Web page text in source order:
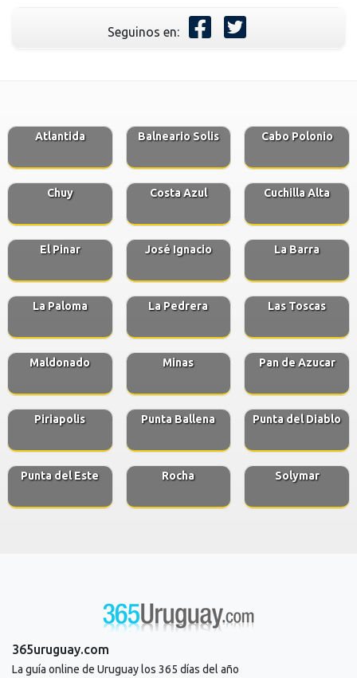
Seguinos en:
Atlantida Balneario Solis Cabo Polonio
Chuy Costa Azul Cuchilla Alta
El Pinar José Ignacio La Barra
La Paloma La Pedrera Las Toscas
Maldonado Minas Pan de Azucar
Piriapolis Punta Ballena Punta del Diablo
Punta del Este Rocha Solymar
365uruguay.com
La guía online de Uruguay los 365 días del año